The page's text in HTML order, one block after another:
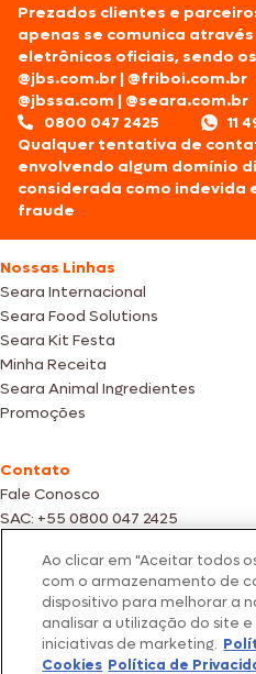
Prezados clientes e
apenas se comunica
eletrônicos oficiais, sendo
@jbs.com.br |@friboi.com.br
@jbssa.com |@seara.com.br
0800 047 2425
11
Qualquer tentativa de
envolvendo algum domínio
considerada como indevida
fraude
Nossas Linhas
Seara Internacional
Seara Food Solutions
Seara Kit Festa
Minha Receita
Seara Animal Ingredientes
Promoções
Contato
Fale Conosco
SAC: +55 0800 047 2425
Fotos meramente ilustrativas |
estoques dos nossos parceiros |
de dados.
Os preços, promoções e condições
exclusivamente para compras
Todos os produtos estão sujeitos a
Ao clicar em "Aceitar todos
com o armazenamento de
dispositivo para melhorar a
analisar a utilização do site e
iniciativas de marketing.
Cookies Política de